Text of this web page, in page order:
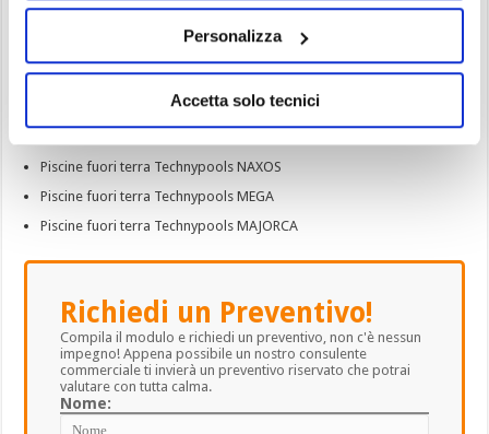
Personalizza
Accetta solo tecnici
Articoli correlati:
Piscine fuori terra Technypools ABSOLUT
Piscine fuori terra Technypools NAXOS
Piscine fuori terra Technypools MEGA
Piscine fuori terra Technypools MAJORCA
Richiedi un Preventivo!
Compila il modulo e richiedi un preventivo, non c'è nessun
impegno! Appena possibile un nostro consulente
commerciale ti invierà un preventivo riservato che potrai
valutare con tutta calma.
Nome: